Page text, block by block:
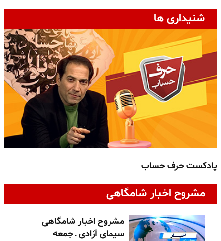
شنیداری ها
پادکست حرف حساب
مشروح اخبار شامگاهی
مشروح اخبار شامگاهی
سیمای آزادی ـ جمعه